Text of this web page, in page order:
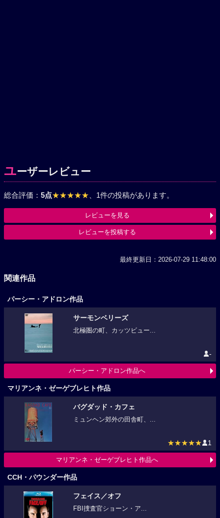
ユーザーレビュー
総合評価： 5点★★★★★ 、1件の投稿があります。
レビューを見る
レビューを投稿する
最終更新日：2026-07-29 11:48:00
関連作品
パーシー・アドロン作品
サーモンベリーズ
北極圏の町、カッツビュー...
-
パーシー・アドロン作品へ
マリアンネ・ゼーゲブレヒト作品
バグダッド・カフェ
ミュンヘン郊外の田舎町、...
★★★★★ 1
マリアンネ・ゼーゲブレヒト作品へ
CCH・パウンダー作品
フェイス／オフ
FBI捜査官ショーン・ア...